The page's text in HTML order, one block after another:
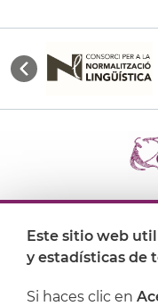
Dónde
Este sitio web
y estadísticas de
Si haces clic en